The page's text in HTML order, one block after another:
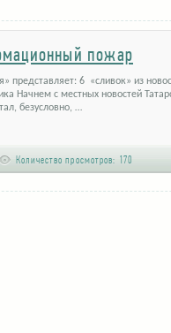
пожар
представляет: 6 «сливок» из
Начнем с местных новостей
безусловно, …
Количество просмотров: 170